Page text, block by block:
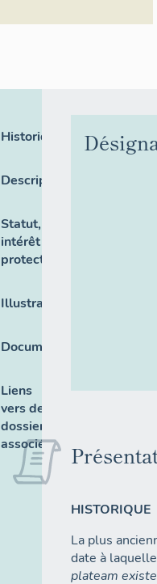
Historique
Description
Statut,
intérêt et
protection
Illustrations
Documentation
Liens
vers des
dossiers
associés
HISTORIQUE
La plus
date à
plateam